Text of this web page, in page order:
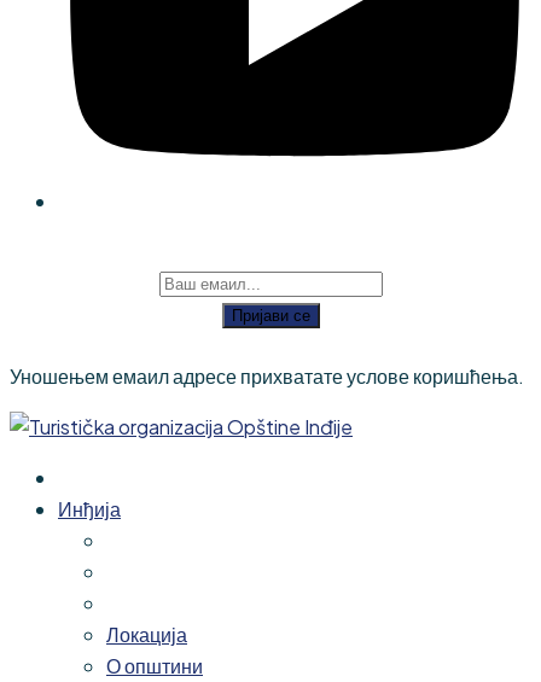
Пријави се
Уношењем емаил адресе прихватате услове коришћења.
Инђија
Локација
О општини